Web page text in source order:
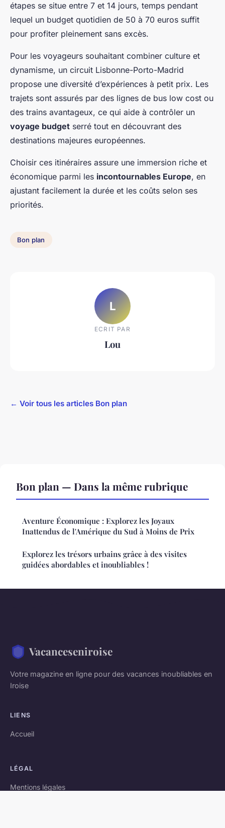
étapes se situe entre 7 et 14 jours, temps pendant
lequel un budget quotidien de 50 à 70 euros suffit
pour profiter pleinement sans excès.
Pour les voyageurs souhaitant combiner culture et
dynamisme, un circuit Lisbonne-Porto-Madrid
propose une diversité d’expériences à petit prix. Les
trajets sont assurés par des lignes de bus low cost ou
des trains avantageux, ce qui aide à contrôler un
voyage budget serré tout en découvrant des
destinations majeures européennes.
Choisir ces itinéraires assure une immersion riche et
économique parmi les incontournables Europe, en
ajustant facilement la durée et les coûts selon ses
priorités.
Bon plan
L
ECRIT PAR
Lou
← Voir tous les articles Bon plan
Bon plan — Dans la même rubrique
Aventure Économique : Explorez les Joyaux
Inattendus de l'Amérique du Sud à Moins de Prix
Explorez les trésors urbains grâce à des visites
guidées abordables et inoubliables !
Vacanceseniroise
Votre magazine en ligne pour des vacances inoubliables en
Iroise
LIENS
Accueil
LÉGAL
Mentions légales